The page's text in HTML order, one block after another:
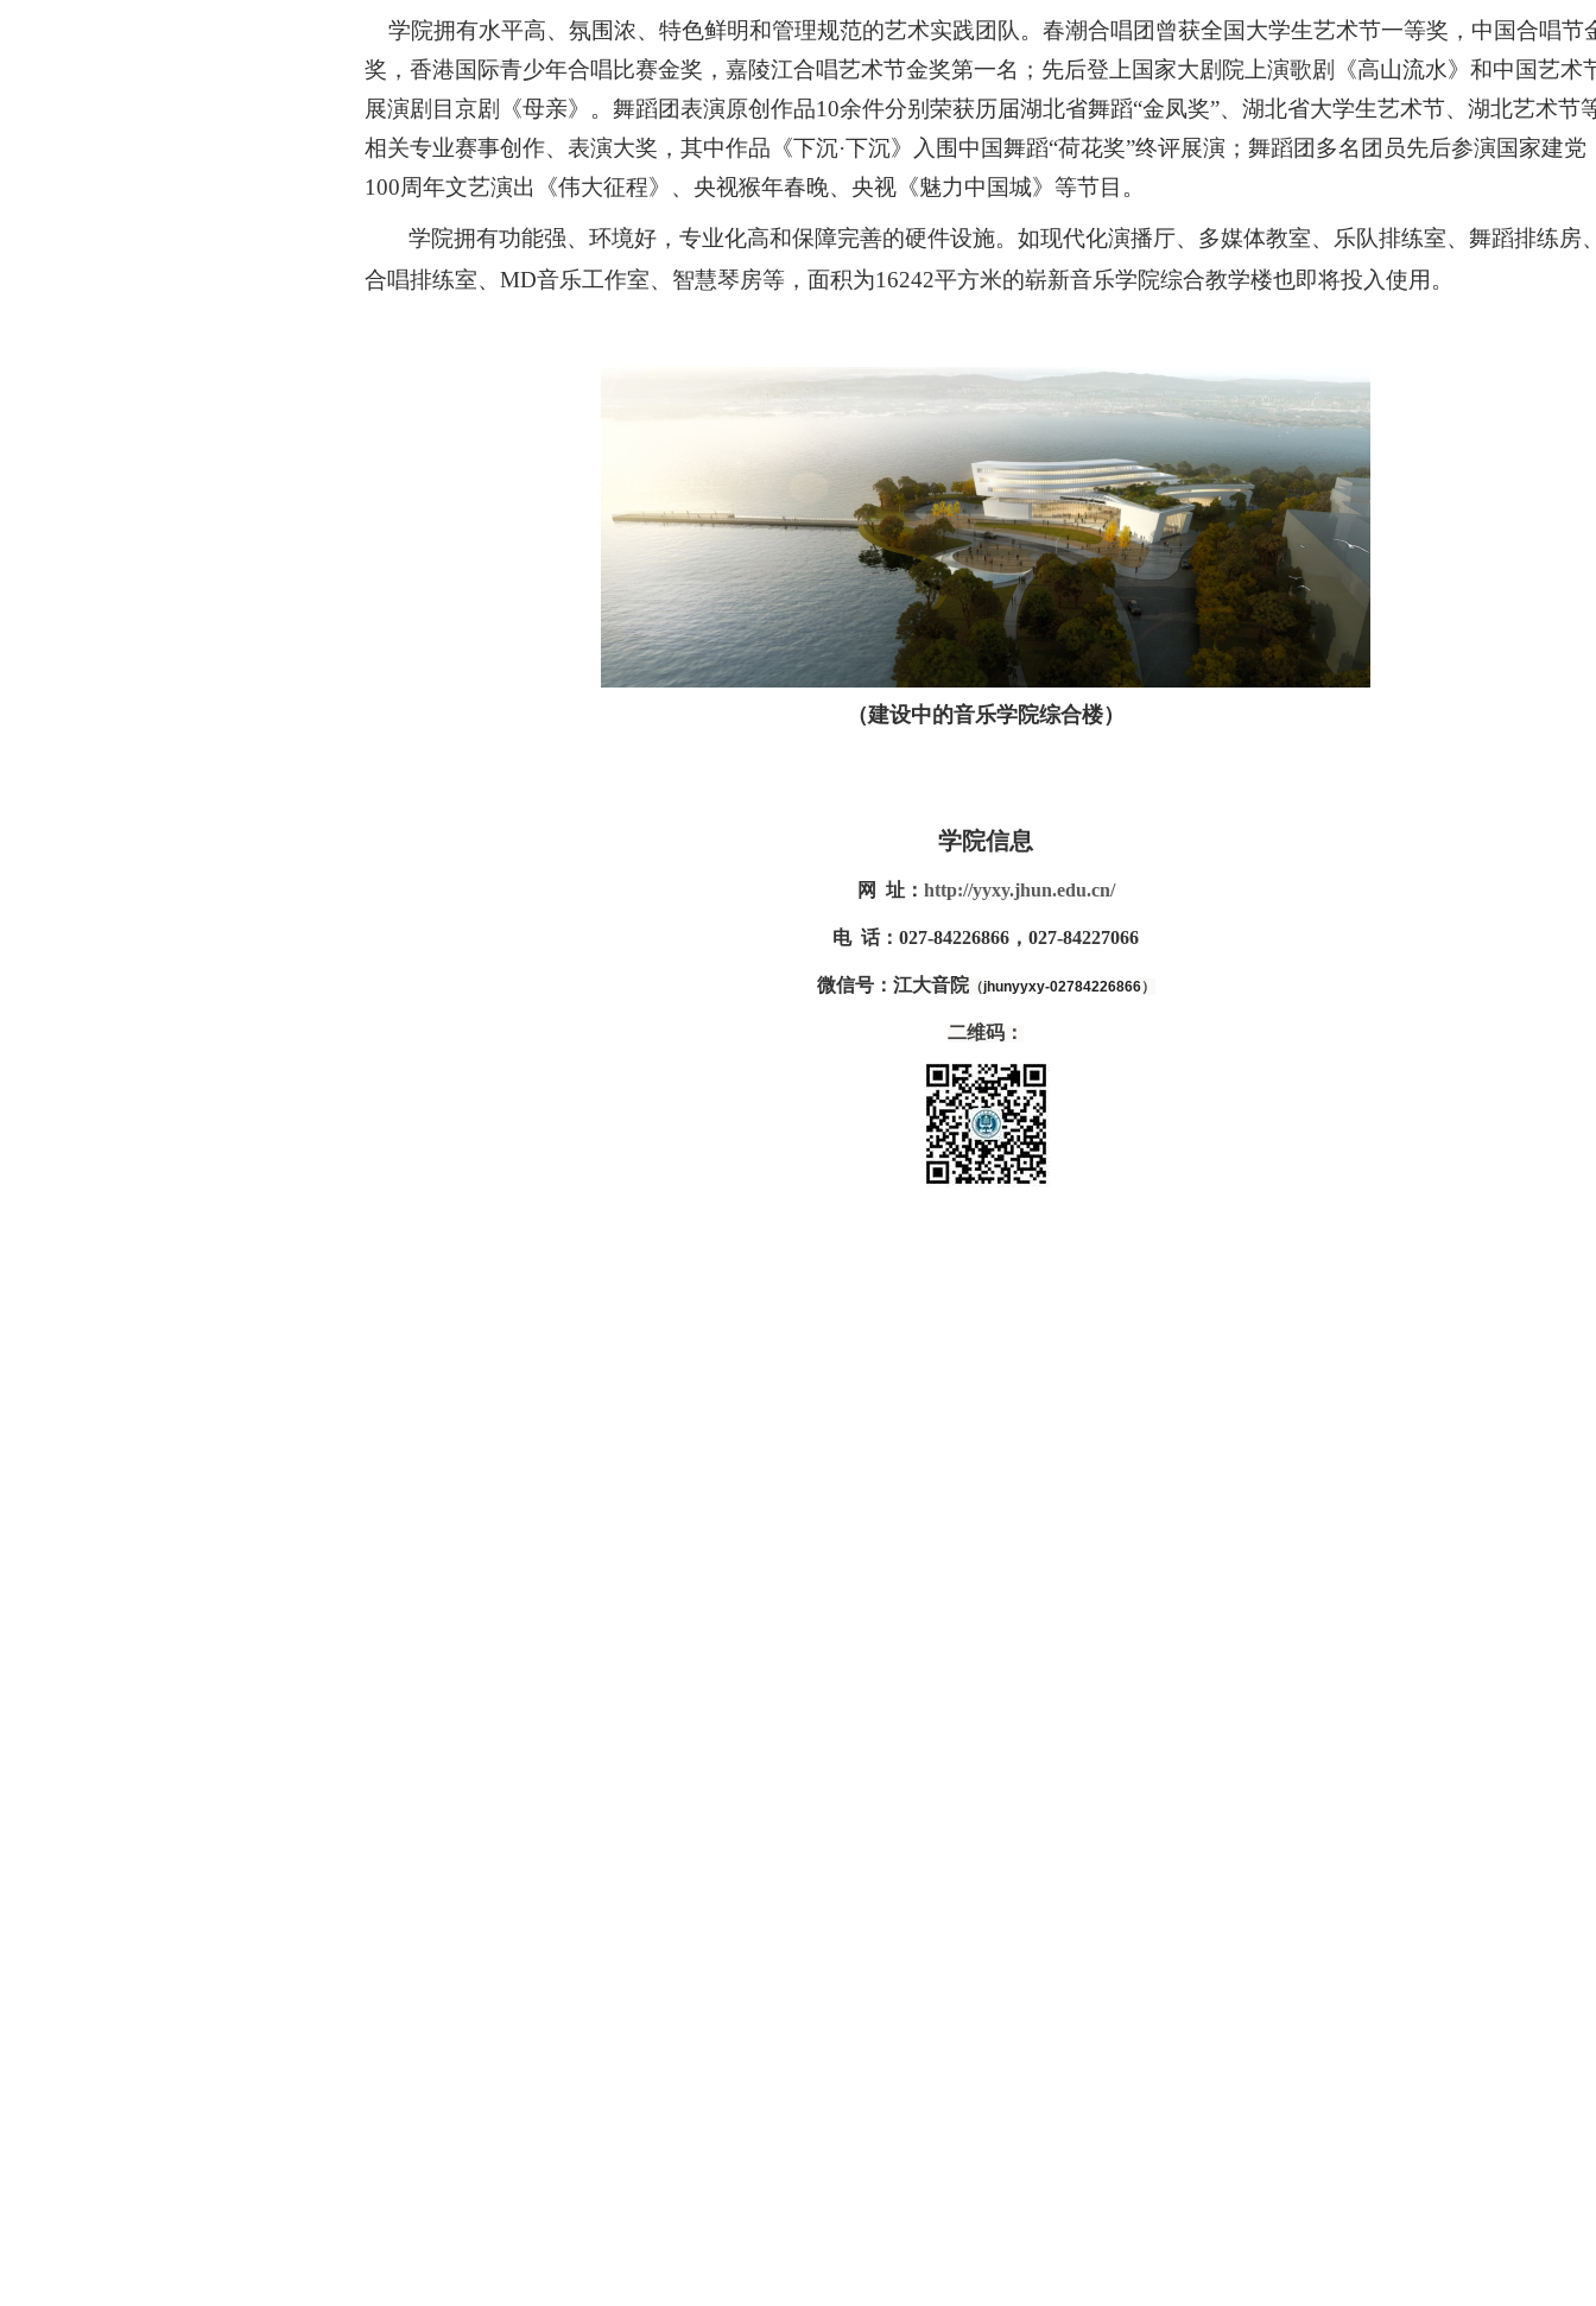
学院拥有水平高、氛围浓、特色鲜明和管理规范的艺术实践团队。 春潮合唱团曾获全国大学生艺术节一等奖，中国合唱节
奖，香港国际青少年合唱比赛金奖 ， 嘉陵江合唱艺术节金奖第一名 ； 先后登上国家大剧院上演歌剧《高山流水》 和中国艺术
展演剧目京剧《母亲》。舞蹈团表演原创作品10余件分别荣获历届湖北省舞蹈“金凤奖”、湖北省大学生艺术节、湖北艺术节
相关专业赛事创作、表演大奖 ， 其中作品《下沉·下沉》入围中国舞蹈“荷花奖”终评展演；舞蹈团多名团员先后参演国家建党
100周年文艺演出《伟大征程》 、 央视猴年春晚、央视《魅力中国城》等节目 。
学院拥有功能强、环境好，专业化高和保障完善的硬件设施。如现代化演播厅、多媒体教室、乐队排练室、舞蹈排练房
合唱排练室、 MD音乐工作室、 智慧琴房等 ， 面积为16242平方米的崭新音乐学院综合教学楼也即将投入使用。
（建设中的音乐学院综合楼）
学院信息
网 址： http://yyxy.jhun.edu.cn/
电 话： 027-84226866 ， 027-84227066
微信号：江大音院（jhunyyxy-02784226866）
二维码：